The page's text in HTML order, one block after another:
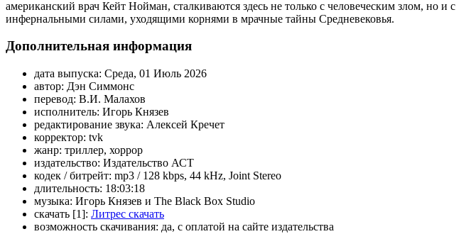
американский врач Кейт Нойман, сталкиваются здесь не только с человеческим злом, но и с
инфернальными силами, уходящими корнями в мрачные тайны Средневековья.
Дополнительная информация
дата выпуска: Среда, 01 Июль 2026
автор: Дэн Симмонс
перевод: В.И. Малахов
исполнитель: Игорь Князев
редактирование звука: Алексей Кречет
корректор: tvk
жанр: триллер, хоррор
издательство: Издательство АСТ
кодек / битрейт: mp3 / 128 kbps, 44 kHz, Joint Stereo
длительность: 18:03:18
музыка: Игорь Князев и The Black Box Studio
скачать [1]: Литрес скачать
возможность скачивания: да, с оплатой на сайте издательства